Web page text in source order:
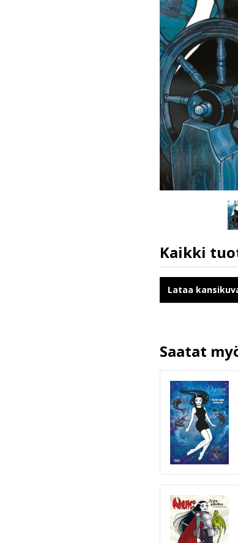
Kaikki
ISBN
Kirjoittajat
Kääntäjät
Sivumäärä
Koko
leveys x korkeus x
Paino
Ikäryhmä
Lataa
Saatat